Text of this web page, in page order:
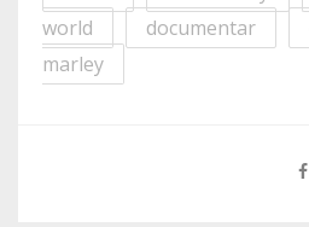
world
documentar
marley